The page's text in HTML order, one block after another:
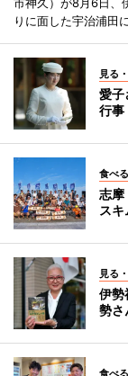
りに面した宇治浦田
見る
愛
行事
食べる
志摩
ス
見る
伊
勢さ
食べる